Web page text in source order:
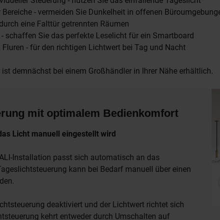
- vermeiden Sie Dunkelheit in offenen
eine Falttür getrennten Räumen
schaffen Sie das perfekte Leselicht für ein Smartboard
- für den richtigen Lichtwert bei Tag und Nacht
demnächst bei einem Großhändler in Ihrer Nähe erhältlich.
mit optimalem Bedienkomfort
Licht manuell eingestellt wird
Installation passt sich automatisch an das
kann bei Bedarf manuell über einen
deaktiviert und der Lichtwert richtet sich
kehrt entweder durch Umschalten auf